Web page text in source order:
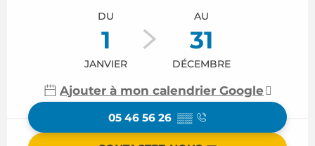
DU
1
JANVIER
AU
31
DÉCEMBRE
Ajouter à mon calendrier Google
05 46 56 26 ▒▒